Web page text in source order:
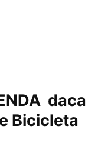
daca
Bicicleta